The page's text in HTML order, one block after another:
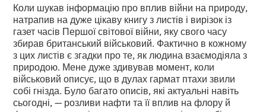
Коли шукав інформацію про вплив війни на природу,
натрапив на дуже цікаву книгу з листів і вирізок із
газет часів Першої світової війни, яку свого часу
збирав британський військовий. Фактично в кожному
з цих листів є згадки про те, як людина взаємодіяла з
природою. Мене дуже здивував момент, коли
військовий описує, що в дулах гармат птахи звили
собі гнізда. Було багато описів, які актуальні навіть
сьогодні, — розливи нафти та її вплив на флору й